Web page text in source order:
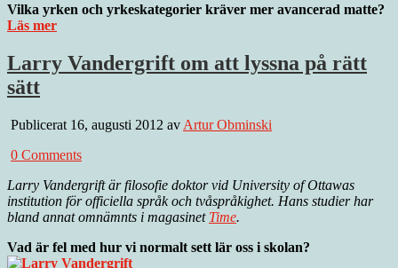
Vilka yrken och yrkeskategorier kräver mer avancerad matte?
Läs mer
Larry Vandergrift om att lyssna på rätt
sätt
Publicerat 16, augusti 2012 av Artur Obminski
0 Comments
Larry Vandergrift är filosofie doktor vid University of Ottawas
institution för officiella språk och tvåspråkighet. Hans studier har
bland annat omnämnts i magasinet Time.
Vad är fel med hur vi normalt sett lär oss i skolan?